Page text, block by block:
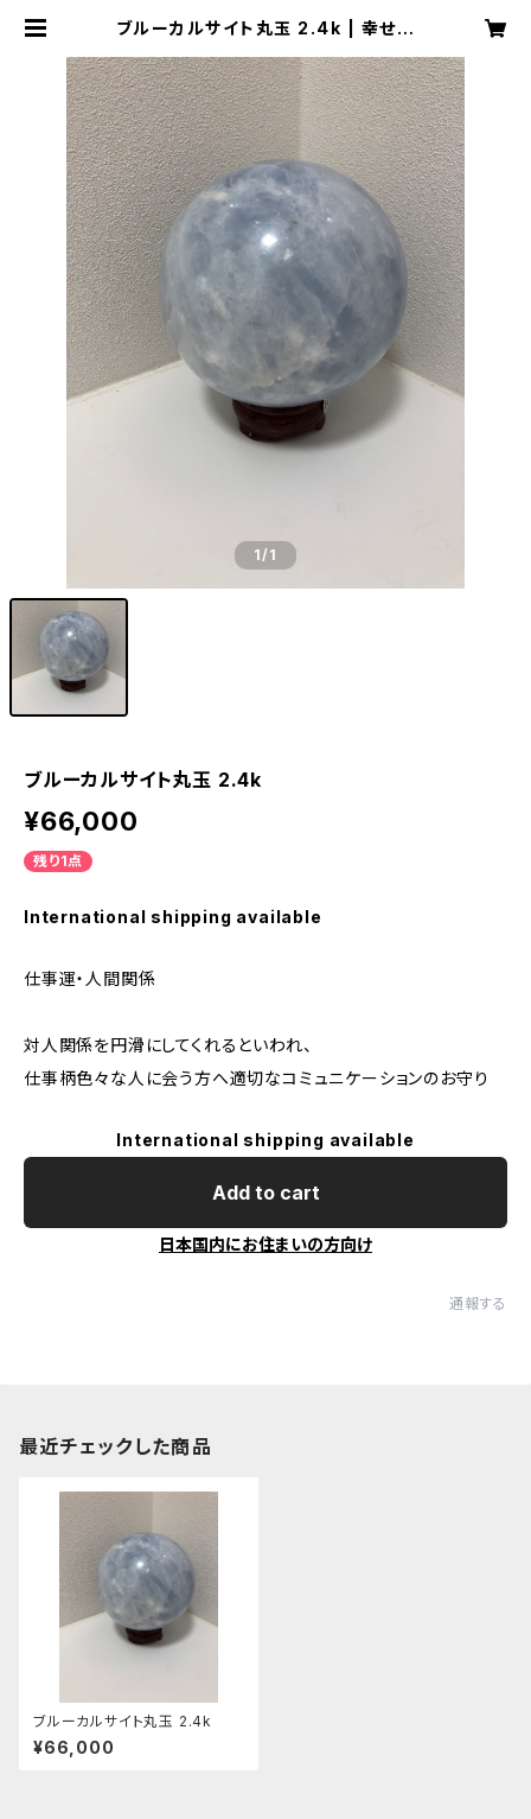
ブルーカルサイト丸玉 2.4k | 幸せロ
1/1
ブルーカルサイト丸玉 2.4k
¥66,000
残り1点
International shipping available
仕事運・人間関係
対人関係を円滑にしてくれるといわれ、
仕事柄色々な人に会う方へ適切なコミュニケーションのお守り
International shipping available
Add to cart
日本国内にお住まいの方向け
通報する
最近チェックした商品
ブルーカルサイト丸玉 2.4k
¥66,000